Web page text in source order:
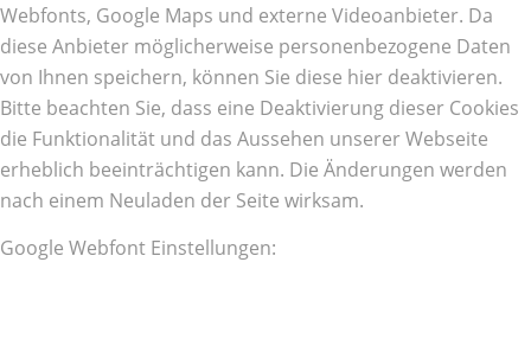
Webfonts, Google Maps und externe Videoanbieter. Da
diese Anbieter möglicherweise personenbezogene Daten
von Ihnen speichern, können Sie diese hier deaktivieren.
Bitte beachten Sie, dass eine Deaktivierung dieser Cookies
die Funktionalität und das Aussehen unserer Webseite
erheblich beeinträchtigen kann. Die Änderungen werden
nach einem Neuladen der Seite wirksam.
Google Webfont Einstellungen: